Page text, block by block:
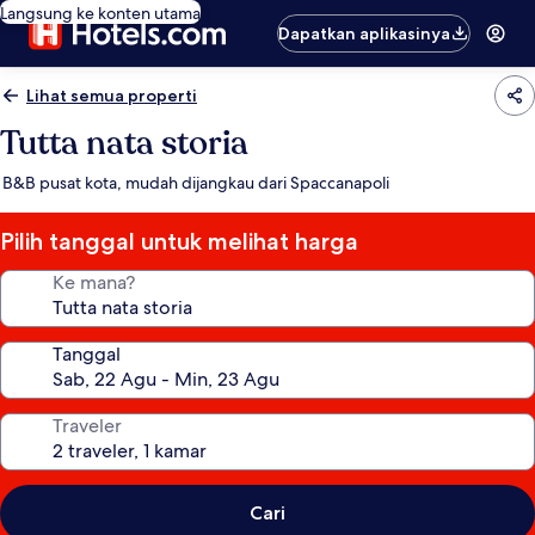
Langsung ke konten utama
Dapatkan aplikasinya
Lihat semua properti
Tutta nata storia
B&B pusat kota, mudah dijangkau dari Spaccanapoli
Pilih tanggal untuk melihat harga
Ke mana?
Tanggal
Traveler
Cari